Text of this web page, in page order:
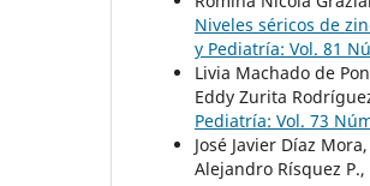
Niveles séricos de
y Pediatría: Vol. 81
Livia Machado de
Eddy Zurita
Pediatría: Vol. 73
José Javier Díaz
Alejandro Rísquez P.,